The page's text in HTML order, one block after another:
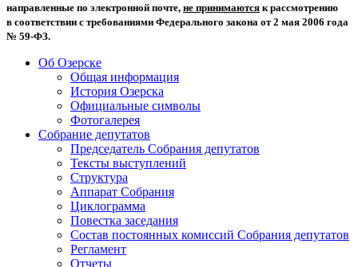
направленные по электронной почте, не принимаются к рассмотрению
в соответствии с требованиями Федерального закона от 2 мая 2006 года
№ 59-ФЗ.
Об Озерске
Общая информация
История Озерска
Официальные символы
Фотогалерея
Собрание депутатов
Председатель Собрания депутатов
Тексты выступлений
Структура
Аппарат Собрания
Циклограмма
Повестка заседания
Состав постоянных комиссий Собрания депутатов
Регламент
Отчеты